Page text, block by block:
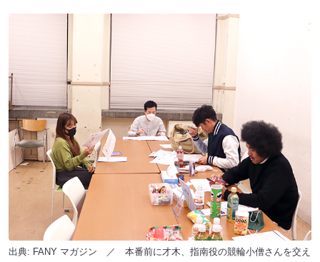
出典: FANY マガジン ／ 本番前に才木、指南役の競輪小僧さんを交え